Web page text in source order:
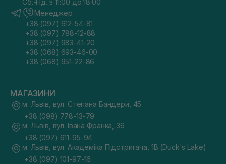
Сб.-Нд. з 11:00 до 18:00
Менеджер
+38 (097) 612-54-81
+38 (097) 788-12-88
+38 (097) 983-41-20
+38 (068) 693-46-00
+38 (068) 951-22-86
МАГАЗИНИ
м. Львів, вул. Степана Бандери, 45
+38 (098) 778-13-79
м. Львів, вул. Івана Франка, 36
+38 (097) 611-95-94
м. Львів, вул. Академіка Підстригача, 1В (Duck's Lake)
+38 (097) 101-97-16